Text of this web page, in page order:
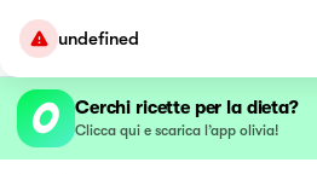
undefined
Cerchi ricette per la dieta?
Clicca qui e scarica l’app olivia!